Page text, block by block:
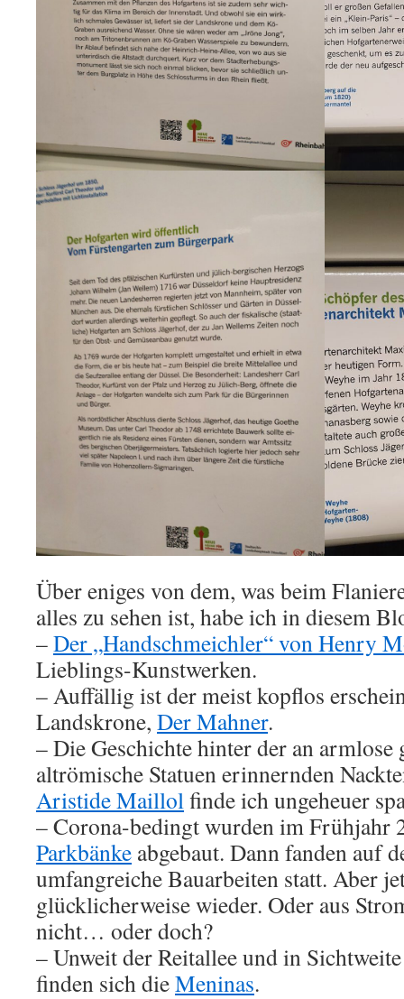
Über eniges von dem, was beim
alles zu sehen ist, habe ich in diesem
–Der „Handschmeichler“ von Henry
Lieblings-Kunstwerken.
– Auffällig ist der meist kopflos
Landskrone, Der Mahner.
– Die Geschichte hinter der an armlose
altrömische Statuen erinnernden
Aristide Maillolfinde ich ungeheuer
– Corona-bedingt wurden im Frühjahr
Parkbänke abgebaut. Dann fanden auf
umfangreiche Bauarbeiten statt. Aber
glücklicherweise wieder. Oder aus
nicht… oder doch?
– Unweit der Reitallee und in
finden sich dieMeninas.